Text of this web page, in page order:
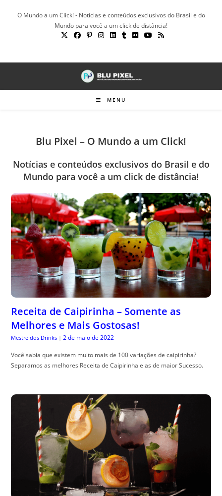
O Mundo a um Click! - Notícias e conteúdos exclusivos do Brasil e do
Mundo para você a um click de distância!
MENU
Blu Pixel – O Mundo a um Click!
Notícias e conteúdos exclusivos do Brasil e do
Mundo para você a um click de distância!
Receita de Caipirinha – Somente as
Melhores e Mais Gostosas!
Mestre dos Drinks | 2 de maio de 2022
Você sabia que existem muito mais de 100 variações de caipirinha?
Separamos as melhores Receita de Caipirinha e as de maior Sucesso.